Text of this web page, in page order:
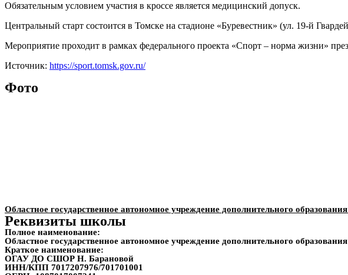
Обязательным условием участия в кроссе является медицинский допуск.
Центральный старт состоится в Томске на стадионе «Буревестник» (ул. 19-й
Мероприятие проходит в рамках федерального проекта «Спорт – норма жизни»
Источник: https://sport.tomsk.gov.ru/
Фото
Областное государственное автономное учреждение дополнительного
Реквизиты школы
Полное наименование:
Областное государственное автономное учреждение дополнительного
Краткое наименование:
ОГАУ ДО СШОР Н. Барановой
ИНН/КПП 7017207976/701701001